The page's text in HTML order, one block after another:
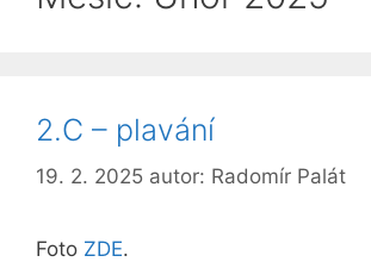
2.C – plavání
19. 2. 2025 autor: Radomír Palát
Foto ZDE.